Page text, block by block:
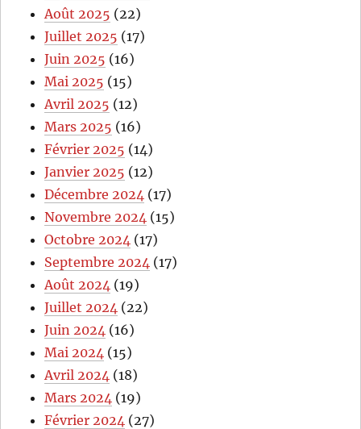
Août 2025 (22)
Juillet 2025 (17)
Juin 2025 (16)
Mai 2025 (15)
Avril 2025 (12)
Mars 2025 (16)
Février 2025 (14)
Janvier 2025 (12)
Décembre 2024 (17)
Novembre 2024 (15)
Octobre 2024 (17)
Septembre 2024 (17)
Août 2024 (19)
Juillet 2024 (22)
Juin 2024 (16)
Mai 2024 (15)
Avril 2024 (18)
Mars 2024 (19)
Février 2024 (27)